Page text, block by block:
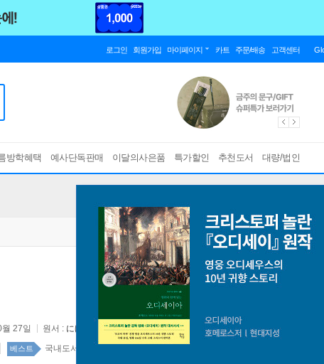
로그인 회원가입 마이페이지 카트 주문/배송 고객센터
방학혜택 예사단독판매 이달의사은품 특가할인 추천도서 대량/법인
27일 원서 : にげてさがして
베스트 국내도서 top100 5주